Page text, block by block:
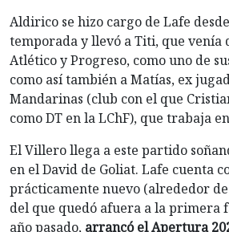
Aldirico se hizo cargo de Lafe
temporada y llevó a Titi, que venía
Atlético y Progreso, como uno de
como así también a Matías, ex
Mandarinas (club con el que
como DT en la LChF), que trabaja
El Villero llega a este partido
en el David de Goliat. Lafe cuenta
prácticamente nuevo (alrededor
del que quedó afuera a la primera
año pasado, arrancó el Apertura